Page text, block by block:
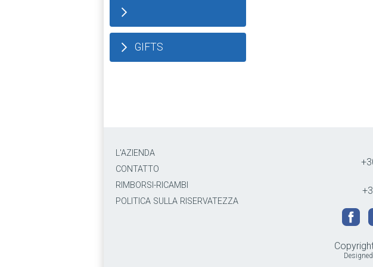
GIFTS
L'AZIENDA
CONTATTO
RIMBORSI-RICAMBI
POLITICA SULLA RISERVATEZZA